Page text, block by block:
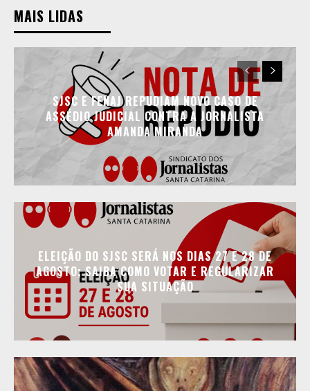
MAIS LIDAS
SJSC E FENAJ REPUDIAM NOVO CASO DE
ASSÉDIO JUDICIAL CONTRA A JORNALISTA
AMANDA MIRANDA
ELEIÇÃO DO SJSC SERÁ NOS DIAS 27 E 28 DE
AGOSTO; SAIBA COMO VOTAR E REGULARIZAR
SUA SITUAÇÃO